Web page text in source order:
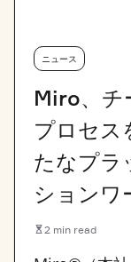
ニュース
Miro、チ
プロセス
たなプラ
ションワ
2 min read